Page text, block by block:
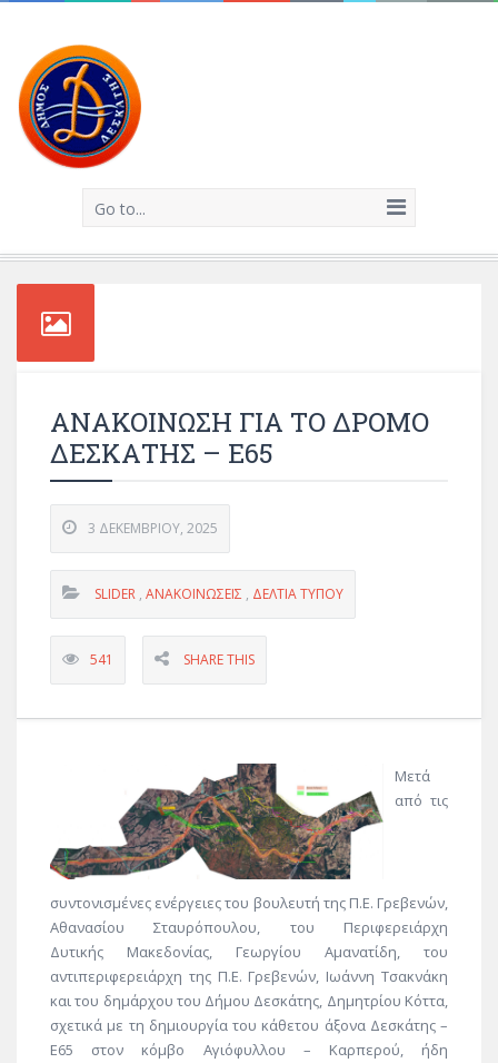
Go to...
ΑΝΑΚΟΙΝΩΣΗ ΓΙΑ ΤΟ ΔΡΟΜΟ
ΔΕΣΚΑΤΗΣ – Ε65
3 ΔΕΚΕΜΒΡΊΟΥ, 2025
SLIDER , ΑΝΑΚΟΙΝΏΣΕΙΣ , ΔΕΛΤΊΑ ΤΎΠΟΥ
541 SHARE THIS
Μετά
από τις
συντονισμένες ενέργειες του βουλευτή της Π.Ε. Γρεβενών,
Αθανασίου Σταυρόπουλου, του Περιφερειάρχη
Δυτικής Μακεδονίας, Γεωργίου Αμανατίδη, του
αντιπεριφερειάρχη της Π.Ε. Γρεβενών, Ιωάννη Τσακνάκη
και του δημάρχου του Δήμου Δεσκάτης, Δημητρίου Κόττα,
σχετικά με τη δημιουργία του κάθετου άξονα Δεσκάτης –
Ε65 στον κόμβο Αγιόφυλλου – Καρπερού, ήδη